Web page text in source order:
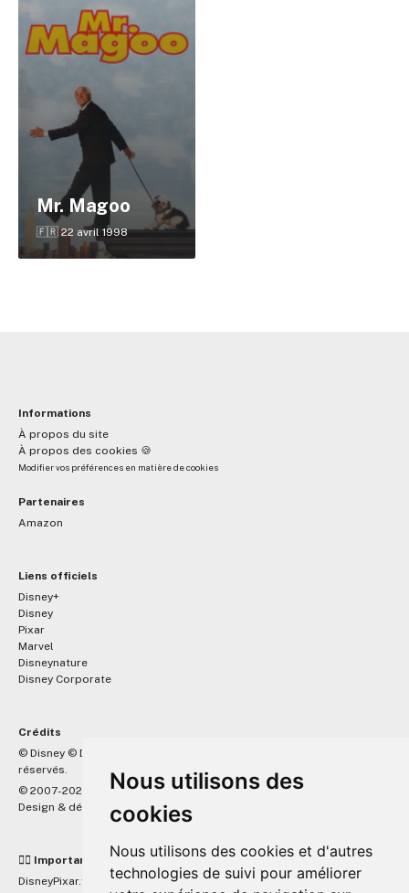
Nous utilisons des
cookies
Nous utilisons des cookies et d'autres
technologies de suivi pour améliorer
Mr. Magoo
🇫🇷 22 avril 1998
Informations
À propos du site
À propos des cookies 🍪
Modifier vos préférences en matière de cookies
Partenaires
Amazon
Liens officiels
Disney+
Disney
Pixar
Marvel
Disneynature
Disney Corporate
Crédits
© Disney © Disney/Pixar © &
réservés.
© 2007-2026 DisneyPixar.fr
Design & développement :MonsieurPaul
☝🏼 Important
DisneyPixar.fr est un site indépendant et n'est en aucun cas lié de
✕